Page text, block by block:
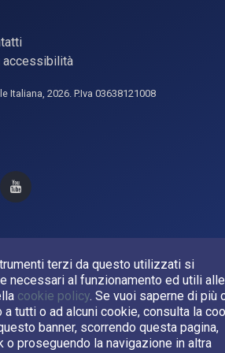
terzi da questo utilizzati si
necessari al funzionamento ed utili alle
cookie policy. Se vuoi saperne di più
tutti o ad alcuni cookie, consulta la
banner, scorrendo questa pagina,
o proseguendo la navigazione in altra
accessibilità
Italiana, 2026. P.Iva 03638121008
XCanale Asi su YouTube